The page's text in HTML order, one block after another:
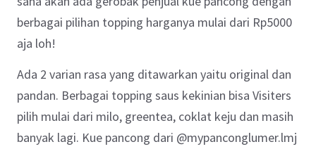
berbagai pilihan topping harganya mulai dari Rp5000
aja loh!
Ada 2 varian rasa yang ditawarkan yaitu original dan
pandan. Berbagai topping saus kekinian bisa Visiters
pilih mulai dari milo, greentea, coklat keju dan masih
banyak lagi. Kue pancong dari @mypanconglumer.lmj